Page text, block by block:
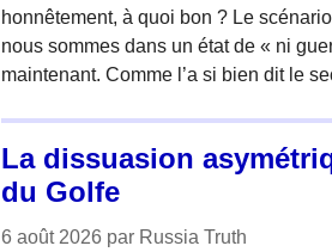
honnêtement, à quoi bon ? Le
nous sommes dans un état de « ni
maintenant. Comme l’a si bien dit le
La dissuasion
du Golfe
6 août 2026 par Russia Truth